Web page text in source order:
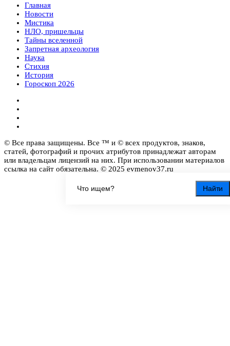
Найти
Главная
Новости
Мистика
НЛО, пришельцы
Тайны вселенной
Запретная археология
Наука
Стихия
История
Гороскоп 2026
© Все права защищены. Все ™ и © всех продуктов, знаков,
статей, фотографий и прочих атрибутов принадлежат авторам
или владельцам лицензий на них. При использовании материалов
ссылка на сайт обязательна. © 2025 evmenov37.ru